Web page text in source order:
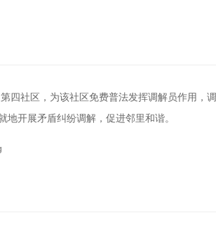
四社区，为该社区免费普法发挥调解员作用，调
开展矛盾纠纷调解，促进邻里和谐。